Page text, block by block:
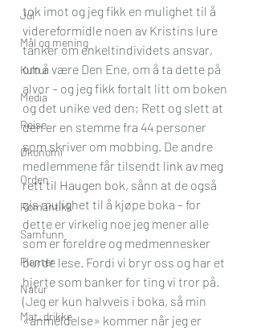
Jul
Mål og mening
Kultur
Media
Reise
Økonomi
Orden
Romantikk
Samfunn
Planter
Natur
Mat_drikke
tok imot og jeg fikk en mulighet til å
videreformidle noen av Kristins lure
tanker om enkeltindividets ansvar,
om å være Den Ene, om å ta dette på
alvor – og jeg fikk fortalt litt om boken
og det unike ved den; Rett og slett at
den er en stemme fra 44 personer
som skriver om mobbing. De andre
medlemmene får tilsendt link av meg
rett til Haugen bok, sånn at de også
gis mulighet til å kjøpe boka – for
dette er virkelig noe jeg mener alle
som er foreldre og medmennesker
burde lese. Fordi vi bryr oss og har et
hjerte som banker for ting vi tror på.
(Jeg er kun halvveis i boka, så min
«anmeldelse» kommer når jeg er